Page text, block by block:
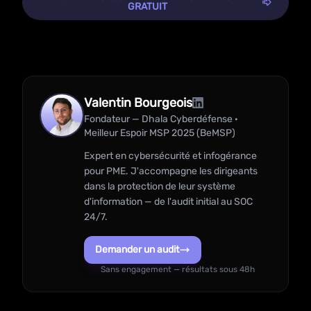
GRATUIT
Valentin Bourgeois
Fondateur — Dhala Cyberdéfense ·
Meilleur Espoir MSP 2025 (BeMSP)
Expert en cybersécurité et infogérance
pour PME. J'accompagne les dirigeants
dans la protection de leur système
d'information — de l'audit initial au SOC
24/7.
Demander un audit
Sans engagement — résultats sous 48h